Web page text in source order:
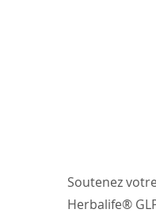
Soutenez
Herbalife®